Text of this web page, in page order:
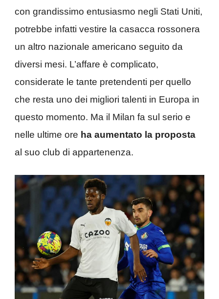
con grandissimo entusiasmo negli Stati Uniti,
potrebbe infatti vestire la casacca rossonera
un altro nazionale americano seguito da
diversi mesi. L’affare è complicato,
considerate le tante pretendenti per quello
che resta uno dei migliori talenti in Europa in
questo momento. Ma il Milan fa sul serio e
nelle ultime ore ha aumentato la proposta
al suo club di appartenenza.